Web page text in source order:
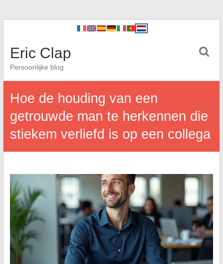
Eric Clap
Persoonlijke blog
Hoe de houding van een
getrouwde man te herkennen die
stiekem verliefd is op een collega